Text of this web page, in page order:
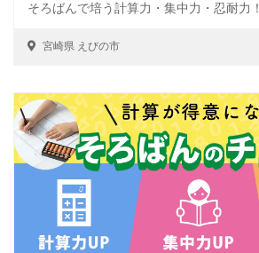
そろばんで培う計算力・集中力・忍耐力！
宮崎県 えびの市